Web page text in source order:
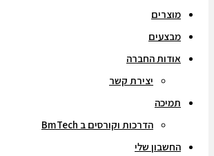
מוצרים
מבצעים
אודות החברה
יצירת קשר
תמיכה
הדרכות וקורסים ב BmTech
החשבון שלי